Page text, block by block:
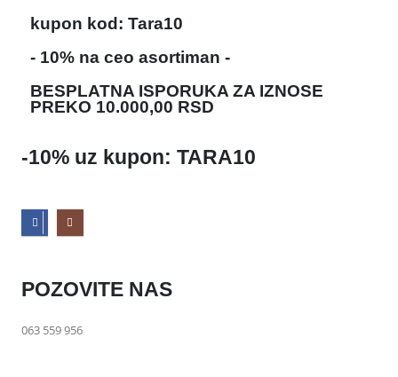
kupon kod: Tara10
- 10% na ceo asortiman -
BESPLATNA ISPORUKA ZA IZNOSE
PREKO 10.000,00 RSD
-10% uz kupon: TARA10
POZOVITE NAS
063 559 956